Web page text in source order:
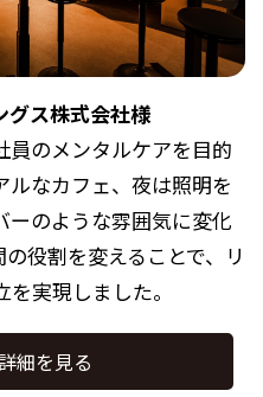
グス株式会社様
員のメンタルケアを目的
ルなカフェ、夜は照明を
ーのような雰囲気に変化
役割を変えることで、リ
実現しました。
細を見る